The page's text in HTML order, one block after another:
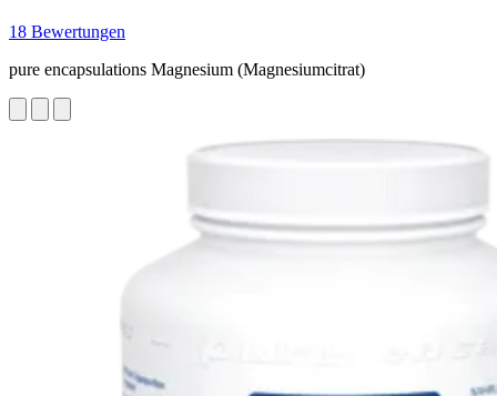
18 Bewertungen
pure encapsulations Magnesium (Magnesiumcitrat)